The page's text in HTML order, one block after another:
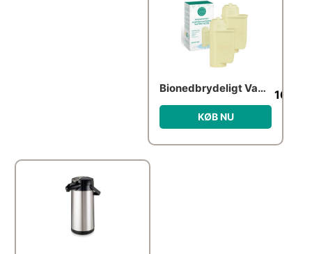
Bionedbrydeligt Vandfilter Kompatibelt med Siemens/Saeco Intenza – Pure Wave BKWF-002 – 2 Stk.
KØB NU